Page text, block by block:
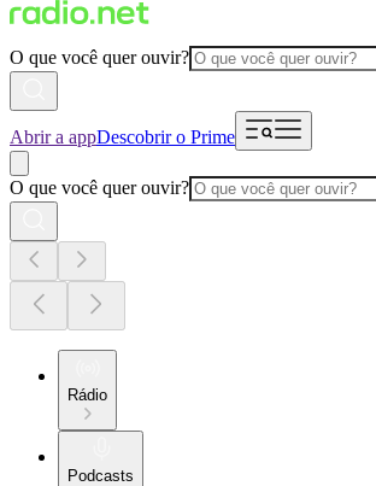
O que você quer ouvir?
Abrir a appDescobrir o Prime
O que você quer ouvir?
Rádio
Podcasts